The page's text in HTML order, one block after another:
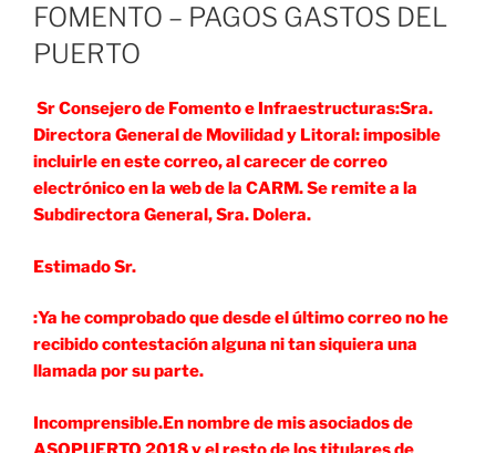
FOMENTO – PAGOS GASTOS DEL
PUERTO
Sr Consejero de Fomento e Infraestructuras:Sra.
Directora General de Movilidad y Litoral: imposible
incluirle en este correo, al carecer de correo
electrónico en la web de la CARM. Se remite a la
Subdirectora General, Sra. Dolera.
Estimado Sr.
:Ya he comprobado que desde el último correo no he
recibido contestación alguna ni tan siquiera una
llamada por su parte.
Incomprensible.En nombre de mis asociados de